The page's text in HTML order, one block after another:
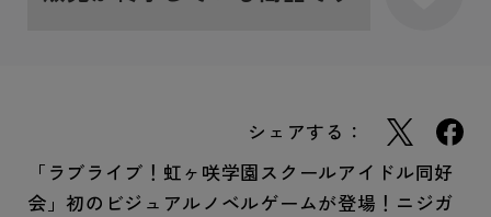
シェアする：
「ラブライブ！虹ヶ咲学園スクールアイドル同好
会」初のビジュアルノベルゲームが登場！ニジガ